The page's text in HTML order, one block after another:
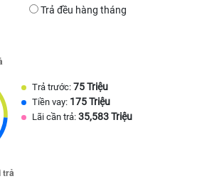
Trả đều hàng tháng
Trả trước: 75 Triệu
Tiền vay: 175 Triệu
Lãi cần trả: 35,583 Triệu